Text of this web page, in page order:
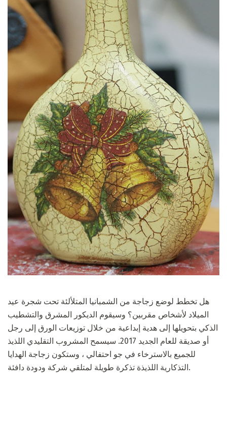
هل تخطط لوضع زجاجة من الشمبانيا المتلألئة تحت شجرة عيد
الميلاد لأشخاص مقربين؟ وسيقوم الديكور المشرق والتشطيب
الذكي بتحويلها إلى هدية إبداعية من خلال توزيعات الورق إلى رجل
أو صديقة للعام الجديد 2017. سيسمح المشروب التقليدي اللذيذ
للجميع بالاسترخاء في جو احتفالي ، وستكون زجاجة الهدايا
التذكارية اللذيذة تذكرة طويلة لمتلقي شركة ودودة دافئة.